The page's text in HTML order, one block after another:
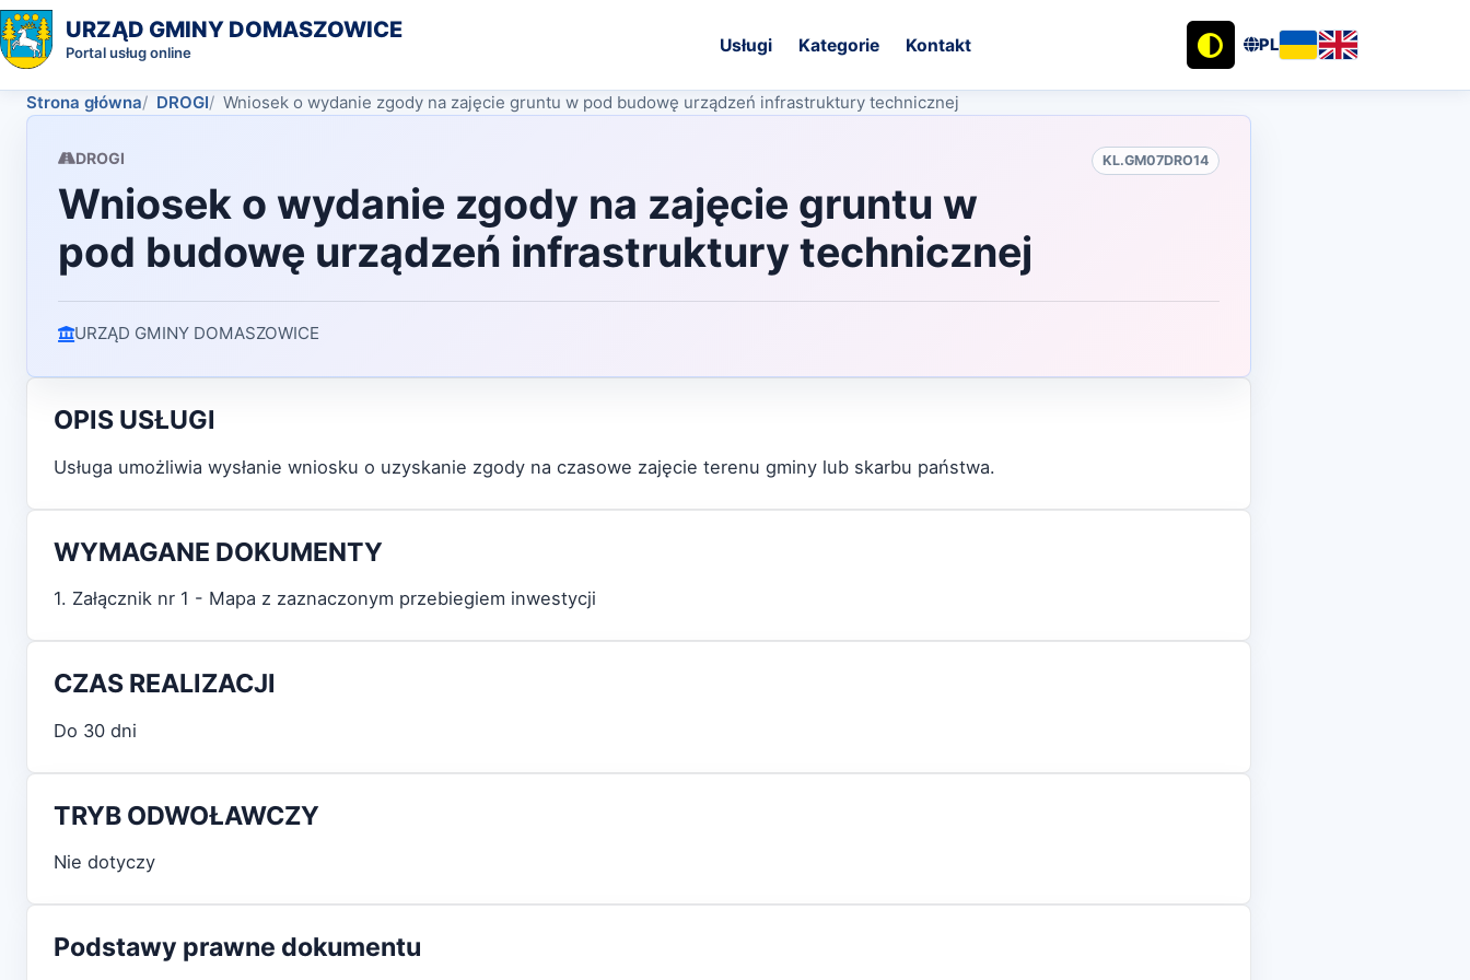
URZĄD GMINY DOMASZOWICE
Portal usług online Usługi Kategorie Kontakt PL
Strona główna DROGI Wniosek o wydanie zgody na zajęcie gruntu w pod budowę urządzeń infrastruktury technicznej
DROGI KL.GM07DRO14
Wniosek o wydanie zgody na zajęcie gruntu w
pod budowę urządzeń infrastruktury technicznej
URZĄD GMINY DOMASZOWICE
OPIS USŁUGI
Usługa umożliwia wysłanie wniosku o uzyskanie zgody na czasowe zajęcie terenu gminy lub skarbu państwa.
WYMAGANE DOKUMENTY
1. Załącznik nr 1 - Mapa z zaznaczonym przebiegiem inwestycji
CZAS REALIZACJI
Do 30 dni
TRYB ODWOŁAWCZY
Nie dotyczy
Podstawy prawne dokumentu